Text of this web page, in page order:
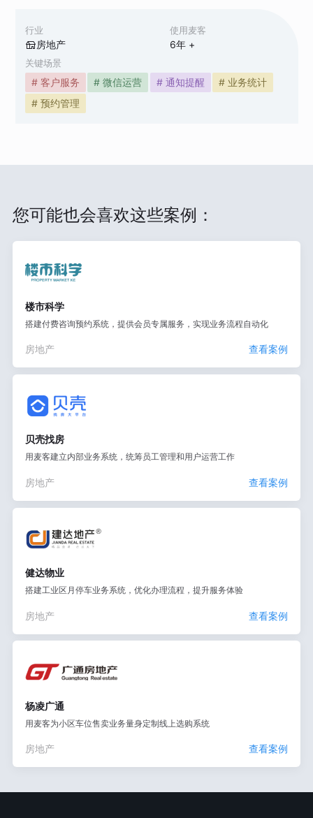
行业
房地产
使用麦客
6年 +
关键场景
# 客户服务 # 微信运营 # 通知提醒
# 业务统计
# 预约管理
您可能也会喜欢这些案例：
楼市科学
搭建付费咨询预约系统，提供会员专属服务，实现业务流程自动化
房地产 查看案例
贝壳找房
用麦客建立内部业务系统，统筹员工管理和用户运营工作
房地产 查看案例
健达物业
搭建工业区月停车业务系统，优化办理流程，提升服务体验
房地产 查看案例
杨凌广通
用麦客为小区车位售卖业务量身定制线上选购系统
房地产 查看案例